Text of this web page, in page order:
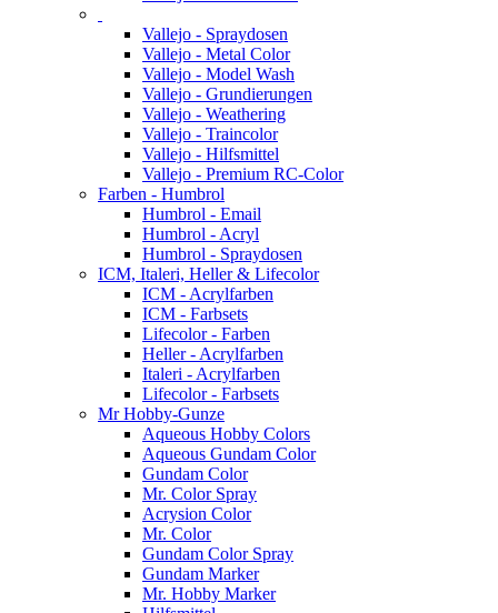
Vallejo - Spraydosen
Vallejo - Metal Color
Vallejo - Model Wash
Vallejo - Grundierungen
Vallejo - Weathering
Vallejo - Traincolor
Vallejo - Hilfsmittel
Vallejo - Premium RC-Color
Farben - Humbrol
Humbrol - Email
Humbrol - Acryl
Humbrol - Spraydosen
ICM, Italeri, Heller & Lifecolor
ICM - Acrylfarben
ICM - Farbsets
Lifecolor - Farben
Heller - Acrylfarben
Italeri - Acrylfarben
Lifecolor - Farbsets
Mr Hobby-Gunze
Aqueous Hobby Colors
Aqueous Gundam Color
Gundam Color
Mr. Color Spray
Acrysion Color
Mr. Color
Gundam Color Spray
Gundam Marker
Mr. Hobby Marker